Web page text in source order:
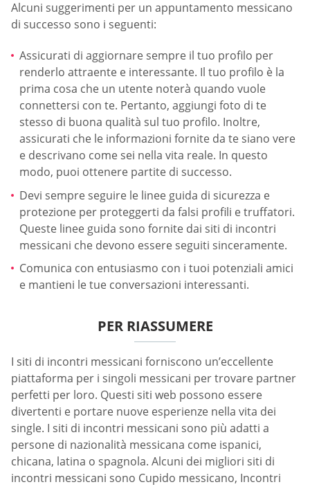
Alcuni suggerimenti per un appuntamento messicano
di successo sono i seguenti:
Assicurati di aggiornare sempre il tuo profilo per
renderlo attraente e interessante. Il tuo profilo è la
prima cosa che un utente noterà quando vuole
connettersi con te. Pertanto, aggiungi foto di te
stesso di buona qualità sul tuo profilo. Inoltre,
assicurati che le informazioni fornite da te siano vere
e descrivano come sei nella vita reale. In questo
modo, puoi ottenere partite di successo.
Devi sempre seguire le linee guida di sicurezza e
protezione per proteggerti da falsi profili e truffatori.
Queste linee guida sono fornite dai siti di incontri
messicani che devono essere seguiti sinceramente.
Comunica con entusiasmo con i tuoi potenziali amici
e mantieni le tue conversazioni interessanti.
PER RIASSUMERE
I siti di incontri messicani forniscono un’eccellente
piattaforma per i singoli messicani per trovare partner
perfetti per loro. Questi siti web possono essere
divertenti e portare nuove esperienze nella vita dei
single. I siti di incontri messicani sono più adatti a
persone di nazionalità messicana come ispanici,
chicana, latina o spagnola. Alcuni dei migliori siti di
incontri messicani sono Cupido messicano, Incontri